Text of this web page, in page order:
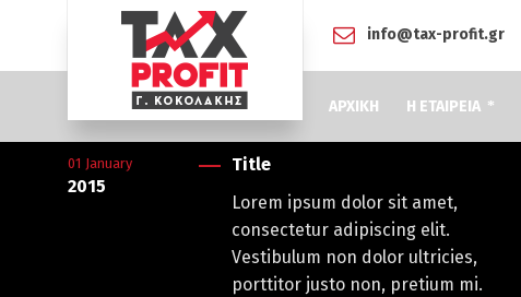
info@tax-profit.gr
ΑΡΧΙΚΗ Η ΕΤΑΙΡΕΙΑ
01 January
2015
Title
Lorem ipsum dolor sit amet,
consectetur adipiscing elit.
Vestibulum non dolor ultricies,
porttitor justo non, pretium mi.